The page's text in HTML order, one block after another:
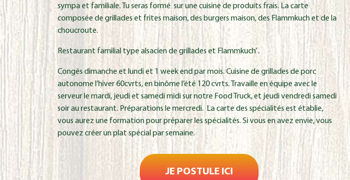
sympa et familiale. Tu seras formé sur une cuisine de produits frais. La carte
composée de grillades et frites maison, des burgers maison, des Flammkuch et de la
choucroute.
Restaurant familial type alsacien de grillades et Flammkuch’ .
Congés dimanche et lundi et 1 week end par mois. Cuisine de grillades de porc
autonome l’hiver 60cvrts, en binôme l’été 120 cvrts. Travaille en équipe avec le
serveur le mardi, jeudi et samedi midi sur notre Food Truck, et jeudi vendredi samedi
soir au restaurant. Préparations le mercredi. La carte des spécialités est établie,
vous aurez une formation pour préparer les spécialités. Si vous en avez envie, vous
pouvez créer un plat spécial par semaine.
JE POSTULE ICI